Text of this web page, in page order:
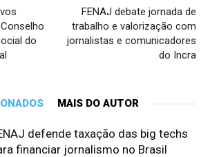
do
FENAJ debate jornada de
trabalho e valorização com
jornalistas e comunicadores
do Incra
MAIS DO AUTOR
defende taxação das big techs
financiar jornalismo no Brasil